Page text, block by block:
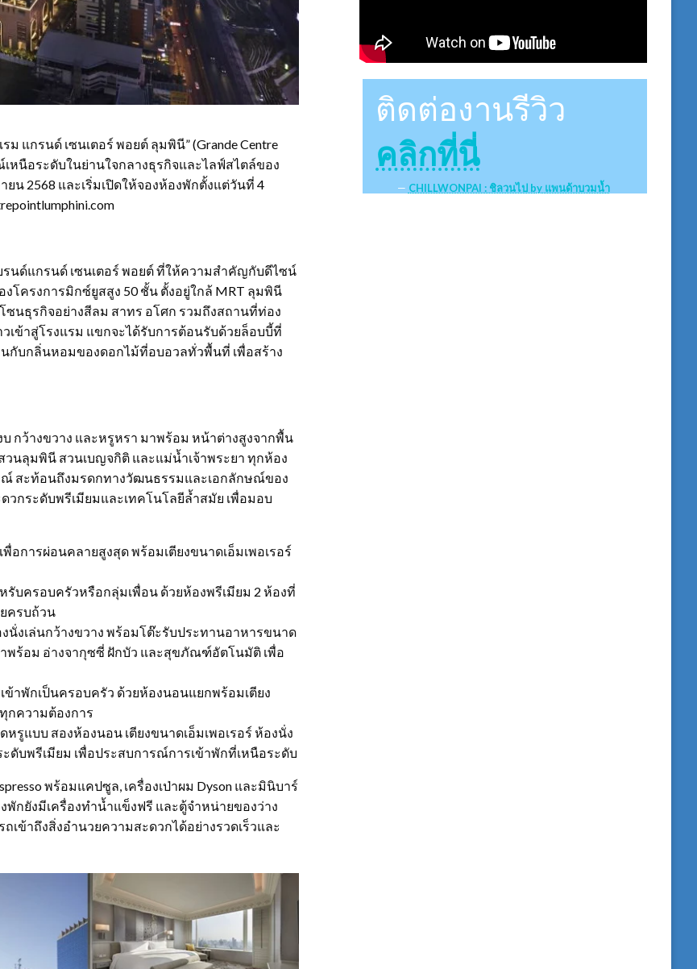
ม แกรนด์ เซนเตอร์ พอยต์ ลุมพินี” (Grande Centre
หนือระดับในย่านใจกลางธุรกิจและไลฟ์สไตล์ของ
ยน 2568 และเริ่มเปิดให้จองห้องพักตั้งแต่วันที่ 4
รนด์แกรนด์ เซนเตอร์ พอยต์ ที่ให้ความสำคัญกับดีไซน์
โครงการมิกซ์ยูสสูง 50 ชั้น ตั้งอยู่ใกล้ MRT ลุมพินี
ซนธุรกิจอย่างสีลม สาทร อโศก รวมถึงสถานที่ท่อง
เข้าสู่โรงแรม แขกจะได้รับการต้อนรับด้วยล็อบบี้ที่
กับกลิ่นหอมของดอกไม้ที่อบอวลทั่วพื้นที่ เพื่อสร้าง
กว้างขวาง และหรูหรา มาพร้อม หน้าต่างสูงจากพื้น
นลุมพินี สวนเบญจกิติ และแม่น้ำเจ้าพระยา ทุกห้อง
สะท้อนถึงมรดกทางวัฒนธรรมและเอกลักษณ์ของ
กระดับพรีเมียมและเทคโนโลยีล้ำสมัย เพื่อมอบ
อการผ่อนคลายสูงสุด พร้อมเตียงขนาดเอ็มเพอเรอร์
หรับครอบครัวหรือกลุ่มเพื่อน ด้วยห้องพรีเมียม 2 ห้องที่
ครบถ้วน
นั่งเล่นกว้างขวาง พร้อมโต๊ะรับประทานอาหารขนาด
พร้อม อ่างจากุซซี่ ฝักบัว และสุขภัณฑ์อัตโนมัติ เพื่อ
ข้าพักเป็นครอบครัว ด้วยห้องนอนแยกพร้อมเตียง
กความต้องการ
หรูแบบ สองห้องนอน เตียงขนาดเอ็มเพอเรอร์ ห้องนั่ง
ดับพรีเมียม เพื่อประสบการณ์การเข้าพักที่เหนือระดับ
พร้อมแคปซูล, เครื่องเป่าผม Dyson และมินิบาร์
กยังมีเครื่องทำน้ำแข็งฟรี และตู้จำหน่ายของว่าง
เข้าถึงสิ่งอำนวยความสะดวกได้อย่างรวดเร็วและ
ติดต่องานรีวิว
คลิกที่นี่
CHILLWONPAI : ชิลวนไป by แพนด้าบวมน้ำ